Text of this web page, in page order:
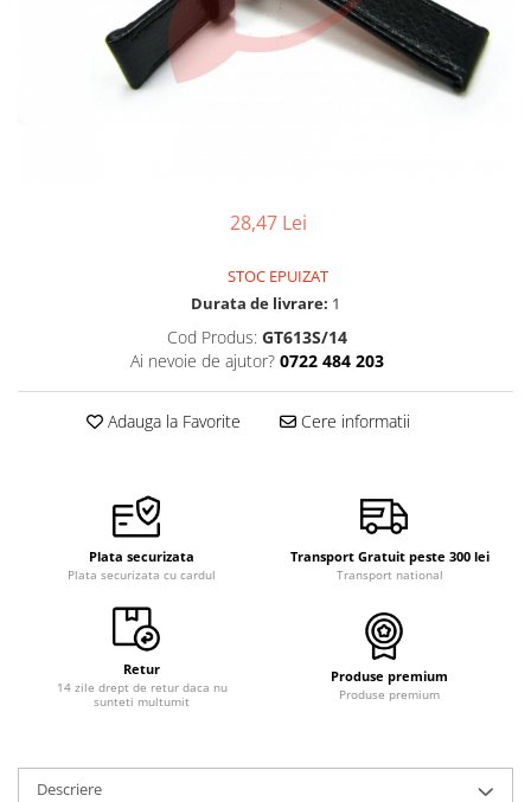
Ceasuri Daniel Klein
Ceasuri Lorus
Scule de Mana
Scule Speciale
Suporti de Lucru
Surubelnite fine
28,47 Lei
STOC EPUIZAT
Durata de livrare: 1
Cod Produs: GT613S/14
Ai nevoie de ajutor? 0722 484 203
Adauga la Favorite Cere informatii
Plata securizata
Plata securizata cu cardul
Transport Gratuit peste 300 lei
Transport national
Retur
14 zile drept de retur daca nu
sunteti multumit
Produse premium
Produse premium
Descriere